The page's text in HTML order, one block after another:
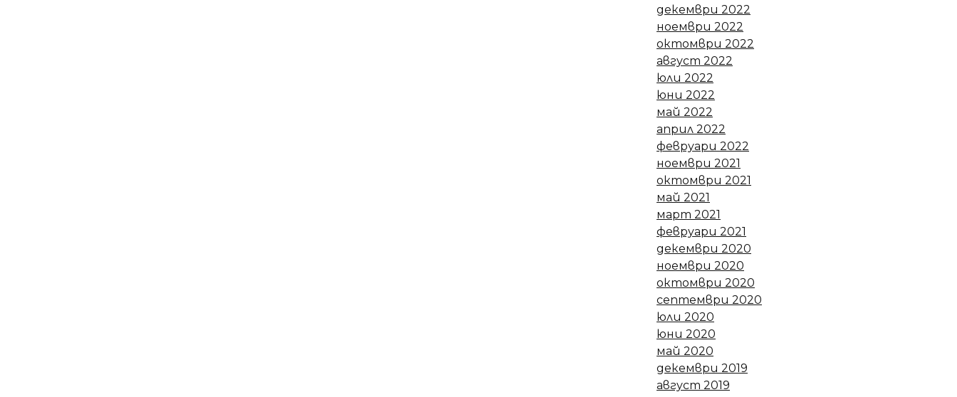
декември 2022
ноември 2022
октомври 2022
август 2022
юли 2022
юни 2022
май 2022
април 2022
февруари 2022
ноември 2021
октомври 2021
май 2021
март 2021
февруари 2021
декември 2020
ноември 2020
октомври 2020
септември 2020
юли 2020
юни 2020
май 2020
декември 2019
август 2019